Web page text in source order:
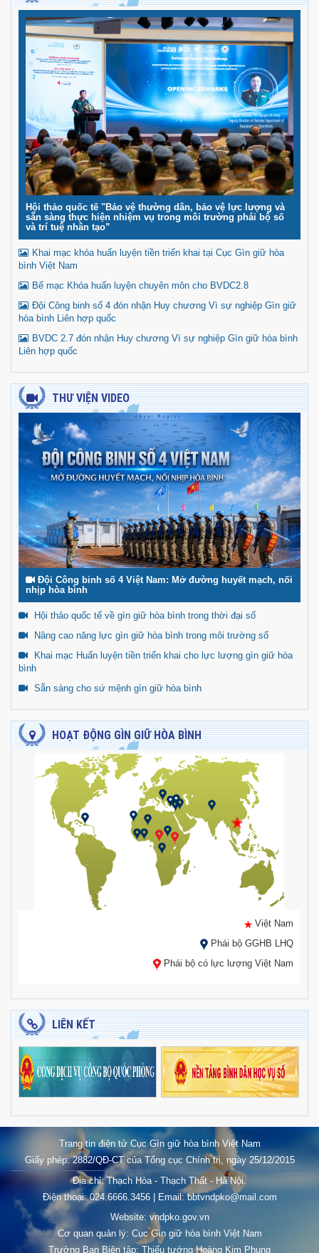
Hội thảo quốc tế "Bảo vệ thường dân, bảo vệ lực lượng và
sẵn sàng thực hiện nhiệm vụ trong môi trường phái bộ số
và trí tuệ nhân tạo”
Khai mạc khóa huấn luyện tiền triển khai tại Cục Gìn giữ hòa
bình Việt Nam
Bế mạc Khóa huấn luyện chuyên môn cho BVDC2.8
Đội Công binh số 4 đón nhận Huy chương Vì sự nghiệp Gìn giữ
hòa bình Liên hợp quốc
BVDC 2.7 đón nhận Huy chương Vì sự nghiệp Gìn giữ hòa bình
Liên hợp quốc
THƯ VIỆN VIDEO
Đội Công binh số 4 Việt Nam: Mở đường huyết mạch, nối
nhịp hòa bình
Hội thảo quốc tế về gìn giữ hòa bình trong thời đại số
Nâng cao năng lực gìn giữ hòa bình trong môi trường số
Khai mạc Huấn luyện tiền triển khai cho lực lượng gìn giữ hòa
bình
Sẵn sàng cho sứ mệnh gìn giữ hòa bình
HOẠT ĐỘNG GÌN GIỮ HÒA BÌNH
Việt Nam
Phái bộ GGHB LHQ
Phái bộ có lực lượng Việt Nam
LIÊN KẾT
Trang tin điện tử Cục Gìn giữ hòa bình Việt Nam
Giấy phép: 2882/QĐ-CT của Tổng cục Chính trị, ngày 25/12/2015
Địa chỉ: Thạch Hòa - Thạch Thất - Hà Nội.
Điện thoại: 024.6666.3456 | Email: bbtvndpko@mail.com
Website: vndpko.gov.vn
Cơ quan quản lý: Cục Gìn giữ hòa bình Việt Nam
Trưởng Ban Biên tập: Thiếu tướng Hoàng Kim Phụng